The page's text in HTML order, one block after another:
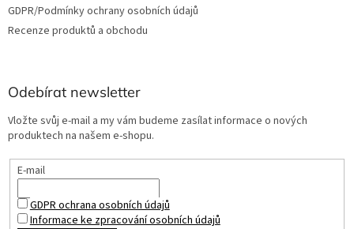
GDPR/Podmínky ochrany osobních údajů
Recenze produktů a obchodu
Odebírat newsletter
Vložte svůj e-mail a my vám budeme zasílat informace o nových
produktech na našem e-shopu.
E-mail
GDPR ochrana osobních údajů
Informace ke zpracování osobních údajů